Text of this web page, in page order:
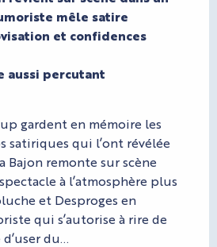
mêle satire
et confidences
aussi percutant
gardent en mémoire les
satiriques qui l’ont révélée
Bajon remonte sur scène
à l’atmosphère plus
et Desproges en
qui s’autorise à rire de
du...